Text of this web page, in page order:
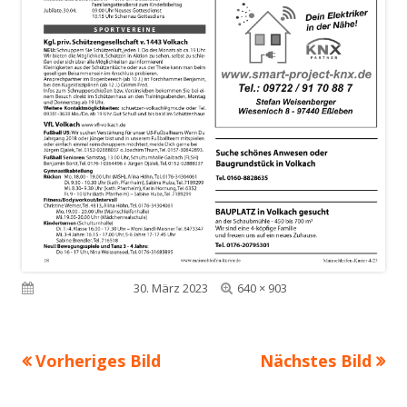
Veröffentlicht am30. März 2023
Volle
640 × 903
Vorheriges Bild Nächstes Bild